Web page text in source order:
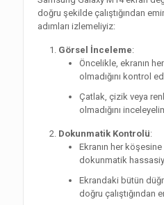
doğru şekilde çalıştığından
adımları izlemeliyiz:
Görsel İnceleme:
Öncelikle, ekranın
olmadığını kontrol
Çatlak, çizik veya
olmadığını
Dokunmatik Kontrolü:
Ekranın her
dokunmatik
Ekrandaki bütün
doğru çalıştığından